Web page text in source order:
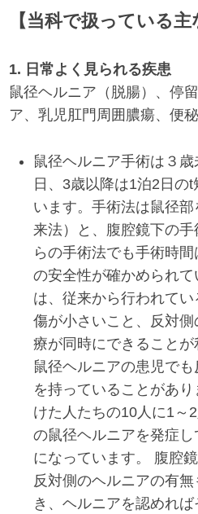
【当科で扱っている主
1. 日常よく見られる疾患
鼠径ヘルニア（脱腸）、停
ア、乳児肛門周囲膿瘍、便
鼠径ヘルニア手術は３
日、3歳以降は1泊2日の
います。手術法は鼠径
来法）と、腹腔鏡下の
らの手術法でも手術時
の安全性が確かめられ
は、従来から行われてい
傷が小さいこと、反対
療が同時にできること
鼠径ヘルニアの患児で
を持っていることがあ
けた人たちの10人に1～
の鼠径ヘルニアを発症
になっています。 腹腔
反対側のヘルニアの有
き、ヘルニアを認めれ